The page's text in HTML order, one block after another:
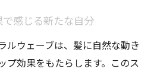
ェーブを活かしたトレンド先
感じる新たな自分
ルウェーブは、髪に自然な動き
プ効果をもたらします。このス